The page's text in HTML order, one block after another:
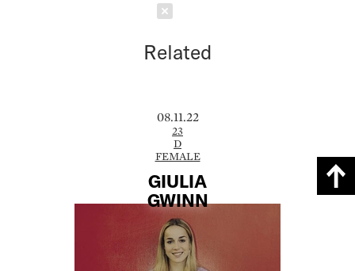
Related
08.11.22
23
D
FEMALE
GIULIA
GWINN